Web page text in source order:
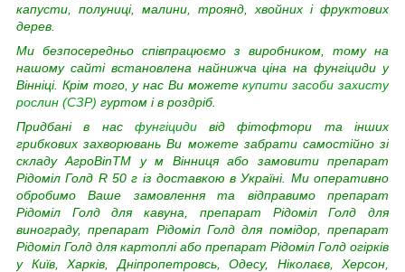
капусти, полуниці, малини, троянд, хвойних і фруктових
дерев.
Ми безпосередньо співпрацюємо з виробником, тому на
нашому сайті встановлена найнижча ціна на фунгіциди у
Вінніці. Крім того, у нас Ви можете купити засоби захисту
рослин (СЗР) гуртом і в роздріб.
Придбані в нас фунгіциди
від фітофтори та інших
грибкових захворювань Ви можете забрати самостійно зі
складу АгроВinTM у м Вінниця або замовити препарат
Рідоміл Голд R 50 г із доставкою в Україні. Ми оперативно
обробимо Ваше замовлення та відправимо препарат
Рідоміл Голд для кавуна, препарат Рідоміл Голд для
винограду, препарат Рідоміл Голд для помідор, препарат
Рідоміл Голд для картоплі або препарат Рідоміл Голд огірків
у Київ, Харків, Дніпропетровсь, Одесу, Ніколаєв, Херсон,